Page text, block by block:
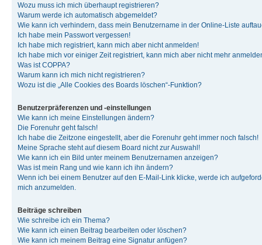
Wozu muss ich mich überhaupt registrieren?
Warum werde ich automatisch abgemeldet?
Wie kann ich verhindern, dass mein Benutzername in der Online-Liste
Ich habe mein Passwort vergessen!
Ich habe mich registriert, kann mich aber nicht anmelden!
Ich habe mich vor einiger Zeit registriert, kann mich aber nicht mehr
Was ist COPPA?
Warum kann ich mich nicht registrieren?
Wozu ist die „Alle Cookies des Boards löschen“-Funktion?
Benutzerpräferenzen und -einstellungen
Wie kann ich meine Einstellungen ändern?
Die Forenuhr geht falsch!
Ich habe die Zeitzone eingestellt, aber die Forenuhr geht immer noch falsch!
Meine Sprache steht auf diesem Board nicht zur Auswahl!
Wie kann ich ein Bild unter meinem Benutzernamen anzeigen?
Was ist mein Rang und wie kann ich ihn ändern?
Wenn ich bei einem Benutzer auf den E-Mail-Link klicke, werde ich
mich anzumelden.
Beiträge schreiben
Wie schreibe ich ein Thema?
Wie kann ich einen Beitrag bearbeiten oder löschen?
Wie kann ich meinem Beitrag eine Signatur anfügen?